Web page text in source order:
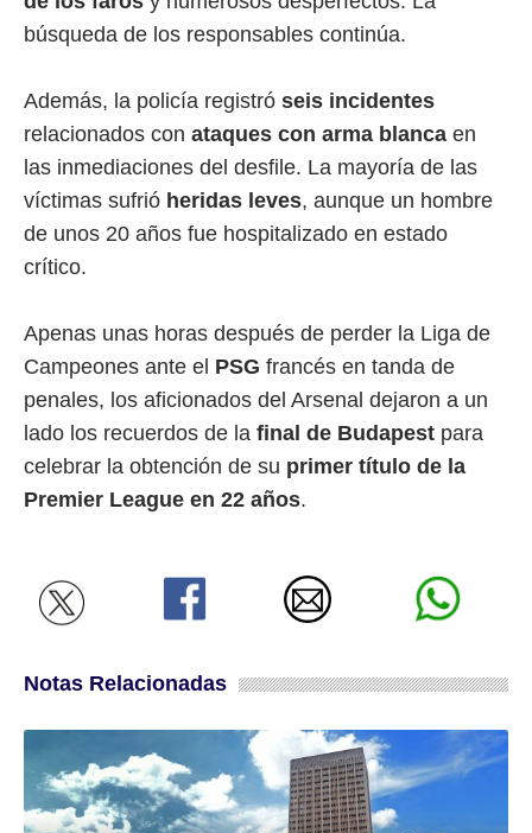
búsqueda de los responsables continúa.
Además, la policía registró seis incidentes
relacionados con ataques con arma blanca en
las inmediaciones del desfile. La mayoría de las
víctimas sufrió heridas leves, aunque un hombre
de unos 20 años fue hospitalizado en estado
crítico.
Apenas unas horas después de perder la Liga de
Campeones ante el PSG francés en tanda de
penales, los aficionados del Arsenal dejaron a un
lado los recuerdos de la final de Budapest para
celebrar la obtención de su primer título de la
Premier League en 22 años.
Notas Relacionadas